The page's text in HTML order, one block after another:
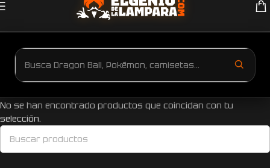
Inicio Productos etiquetados “Totebag mamá tu eres mi sol”
No se han encontrado productos que coincidan con tu
selección.